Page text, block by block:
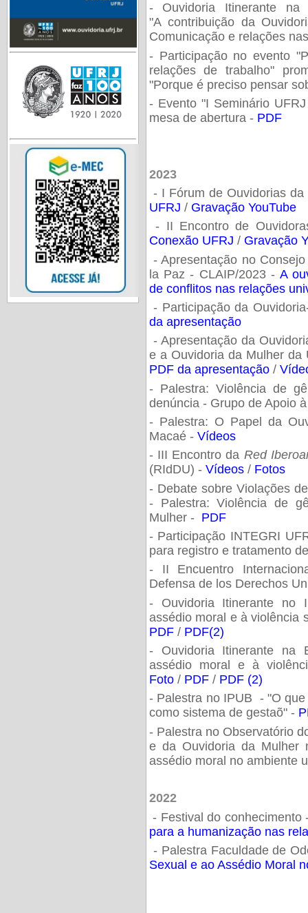
- Ouvidoria Itinerante
"A contribuição da
Comunicação e relações
- Participação no evento
relações de trabalho"
"Porque é preciso pensar
- Evento "I Seminário
mesa de abertura - PDF
2023
- I Fórum de Ouvidorias
UFRJ / Gravação YouTube
- II Encontro de
Conexão UFRJ /Gravação
- Apresentação no
la Paz - CLAIP/2023 - A
de conflitos nas relações
- Participação da
da apresentação
- Apresentação da
e a Ouvidoria da Mulher
PDF da apresentação/
- Palestra: Violência de
denúncia - Grupo de Apoio
- Palestra: O Papel da
Macaé -Vídeos
- III Encontro da Red
(RIdDU) - Vídeos/Fotos
- Debate sobre Violações
- Palestra: Violência de
Mulher - PDF
- Participação INTEGRI
para registro e tratamento
- II Encuentro
Defensa de los Derechos
- Ouvidoria Itinerante no
assédio moral e à violência
PDF/ PDF(2)
- Ouvidoria Itinerante na
assédio moral e à
Foto / PDF / PDF (2)
- Palestra no IPUB - "O
como sistema de gestaõ" -
- Palestra no Observatório
e da Ouvidoria da Mulher
assédio moral no ambiente
2022
- Festival do conhecimento
para a humanização nas
- Palestra Faculdade de
Sexual e ao Assédio Moral